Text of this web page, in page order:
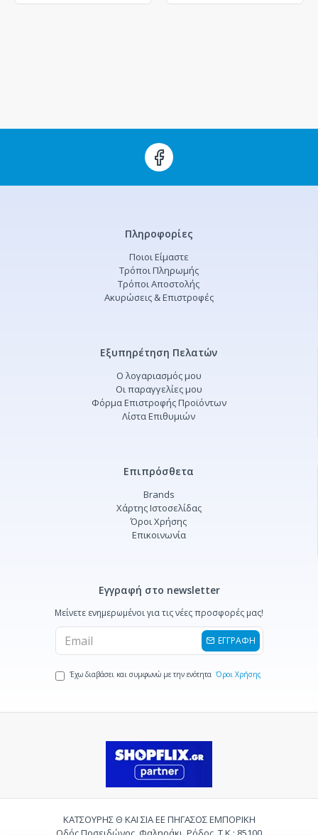
Πληροφορίες
Ποιοι Είμαστε
Τρόποι Πληρωμής
Τρόποι Αποστολής
Ακυρώσεις & Επιστροφές
Εξυπηρέτηση Πελατών
Ο λογαριασμός μου
Οι παραγγελίες μου
Φόρμα Επιστροφής Προϊόντων
Λίστα Επιθυμιών
Επιπρόσθετα
Brands
Χάρτης Ιστοσελίδας
Όροι Χρήσης
Επικοινωνία
Εγγραφή στο newsletter
Μείνετε ενημερωμένοι για τις νέες προσφορές μας!
ΕΓΓΡΑΦΗ
Έχω διαβάσει και συμφωνώ με την ενότητα Όροι Χρήσης
ΚΑΤΣΟΥΡΗΣ Θ ΚΑΙ ΣΙΑ ΕΕ ΠΗΓΑΣΟΣ ΕΜΠΟΡΙΚΗ